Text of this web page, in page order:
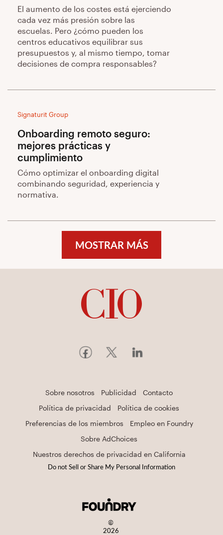
El aumento de los costes está ejerciendo
cada vez más presión sobre las
escuelas. Pero ¿cómo pueden los
centros educativos equilibrar sus
presupuestos y, al mismo tiempo, tomar
decisiones de compra responsables?
Signaturit Group
Onboarding remoto seguro:
mejores prácticas y
cumplimiento
Cómo optimizar el onboarding digital
combinando seguridad, experiencia y
normativa.
MOSTRAR MÁS
Sobre nosotros Publicidad
Contacto
Política de privacidad
Política de cookies
Preferencias de los miembros
Empleo en Foundry
Sobre AdChoices
Nuestros derechos de privacidad en California
Do not Sell or Share My Personal Information
©
2026